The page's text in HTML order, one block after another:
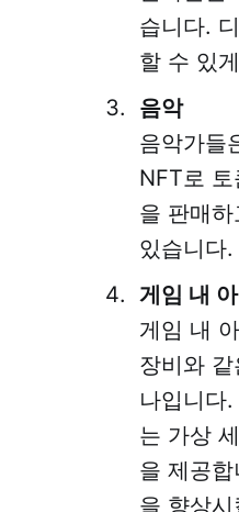
습니다.
할 수 있
음악
음악가들
NFT로
을 판매
있습니다.
게임 내
게임 내
장비와
나입니다
는 가상
을 제공
을 향상